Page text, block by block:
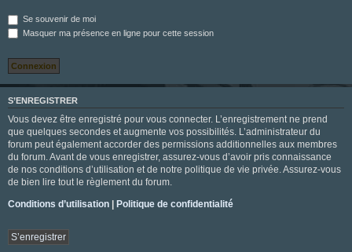
Se souvenir de moi
Masquer ma présence en ligne pour cette session
S’ENREGISTRER
Vous devez être enregistré pour vous connecter. L’enregistrement ne prend
que quelques secondes et augmente vos possibilités. L’administrateur du
forum peut également accorder des permissions additionnelles aux membres
du forum. Avant de vous enregistrer, assurez-vous d’avoir pris connaissance
de nos conditions d’utilisation et de notre politique de vie privée. Assurez-vous
de bien lire tout le règlement du forum.
Conditions d’utilisation | Politique de confidentialité
S’enregistrer